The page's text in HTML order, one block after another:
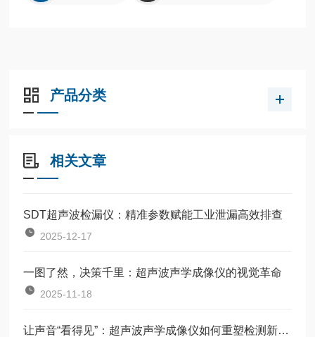
产品分类
相关文章
SDT超声波检漏仪：精准参数赋能工业泄漏高效排查
2025-12-17
一图了然，决策千里：超声波声学成像仪的视觉革命
2025-11-18
让声音“看得见”：超声波声学成像仪如何重塑检测新逻辑？